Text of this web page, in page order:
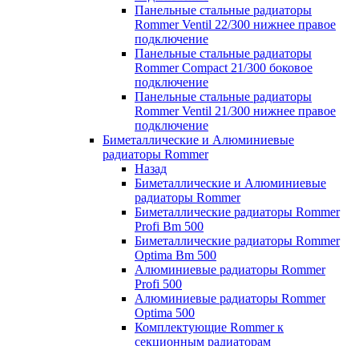
Панельные стальные радиаторы
Rommer Ventil 22/300 нижнее правое
подключение
Панельные стальные радиаторы
Rommer Compact 21/300 боковое
подключение
Панельные стальные радиаторы
Rommer Ventil 21/300 нижнее правое
подключение
Биметаллические и Алюминиевые
радиаторы Rommer
Назад
Биметаллические и Алюминиевые
радиаторы Rommer
Биметаллические радиаторы Rommer
Profi Bm 500
Биметаллические радиаторы Rommer
Optima Bm 500
Алюминиевые радиаторы Rommer
Profi 500
Алюминиевые радиаторы Rommer
Optima 500
Комплектующие Rommer к
секционным радиаторам